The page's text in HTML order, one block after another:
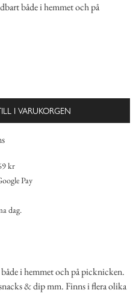
både i hemmet och på
I VARUKORGEN
kr
Pay
dag.
i hemmet och på picknicken.
& dip mm. Finns i flera olika